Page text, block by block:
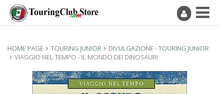
HOME PAGE TOURING JUNIOR
DIVULGAZIONE - TOURING JUNIOR
VIAGGIO NEL TEMPO - IL MONDO DEI DINOSAURI